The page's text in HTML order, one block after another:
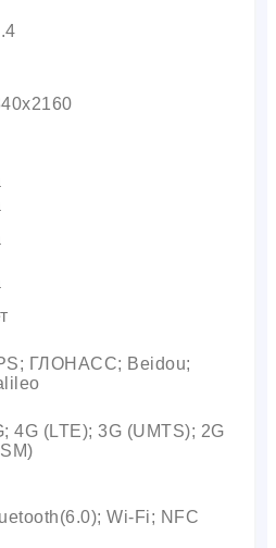
ГЛОНАСС; Beidou;
4G (LTE); 3G (UMTS); 2G
Wi-Fi; NFC